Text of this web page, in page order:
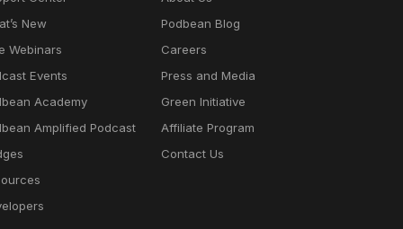
New
Webinars
Events
Academy
Amplified Podcast
Podbean Blog
Careers
Press and Media
Green Initiative
Affiliate Program
Contact Us